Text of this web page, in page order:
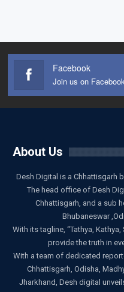
Facebook
Join us on Facebook
About Us
Desh Digital is a Chhattisgarh
The head office of Desh
Chhattisgarh, and a sub
Bhubaneswar
With its tagline, “Tathya,
provide the truth in
With a team of dedicated
Chhattisgarh, Odisha,
Jharkhand, Desh digital